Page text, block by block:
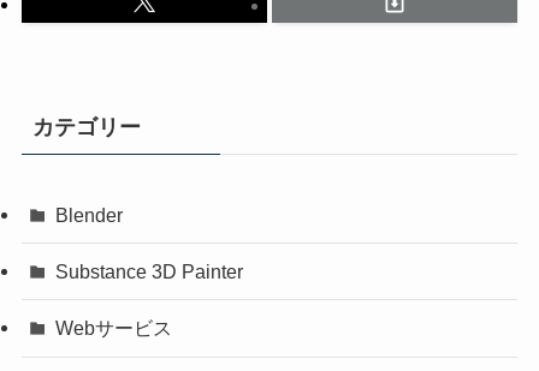
カテゴリー
Blender
Substance 3D Painter
Webサービス